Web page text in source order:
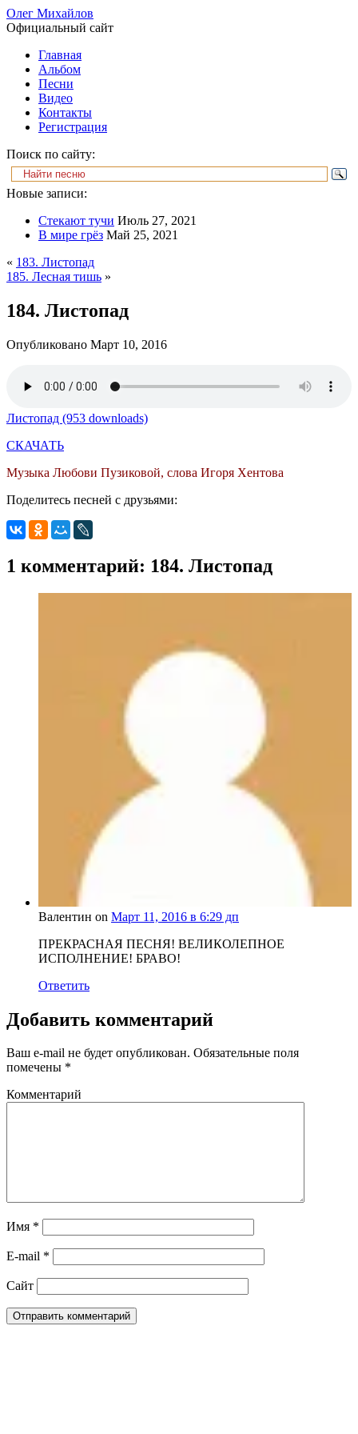
Олег Михайлов
Официальный сайт
Главная
Альбом
Песни
Видео
Контакты
Регистрация
Поиск по сайту:
Новые записи:
Стекают тучи Июль 27, 2021
В мире грёз Май 25, 2021
« 183. Листопад
185. Лесная тишь »
184. Листопад
Опубликовано Март 10, 2016
Листопад (953 downloads)
СКАЧАТЬ
Музыка Любови Пузиковой, слова Игоря Хентова
Поделитесь песней с друзьями:
1 комментарий: 184. Листопад
Валентин on Март 11, 2016 в 6:29 дп
ПРЕКРАСНАЯ ПЕСНЯ! ВЕЛИКОЛЕПНОЕ
ИСПОЛНЕНИЕ! БРАВО!
Ответить
Добавить комментарий
Ваш e-mail не будет опубликован. Обязательные поля
помечены *
Комментарий
Имя *
E-mail *
Сайт